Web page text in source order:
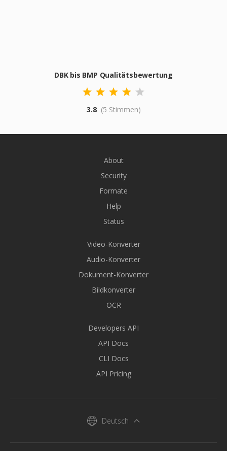
DBK bis BMP Qualitätsbewertung
3.8 (5 Stimmen)
About
Security
Formate
Help
Status
Video-Konverter
Audio-Konverter
Dokument-Konverter
Bildkonverter
OCR
Developers API
API Docs
CLI Docs
API Pricing
Deutsch